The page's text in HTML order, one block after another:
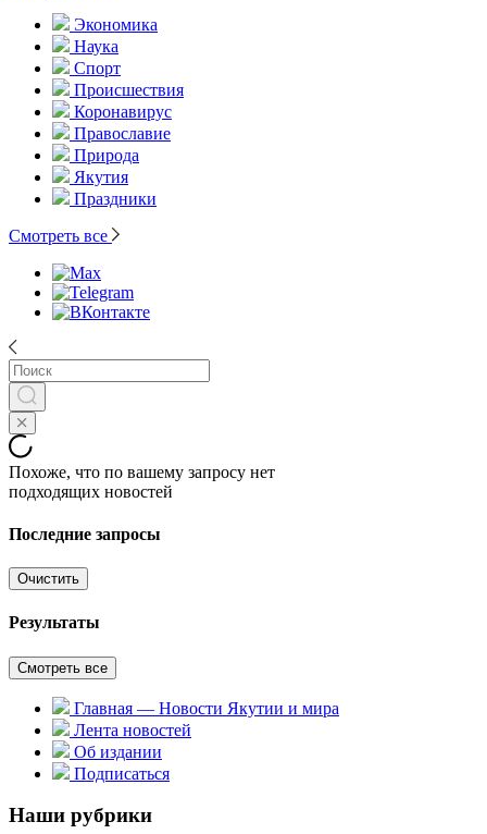
Экономика
Наука
Спорт
Происшествия
Коронавирус
Православие
Природа
Якутия
Праздники
Смотреть все
Похоже, что по вашему запросу нет
подходящих новостей
Последние запросы
Очистить
Результаты
Смотреть все
Главная — Новости Якутии и мира
Лента новостей
Об издании
Подписаться
Наши рубрики